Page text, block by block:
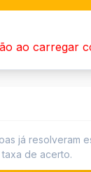
ao carregar
já resolveram
taxa de acerto.